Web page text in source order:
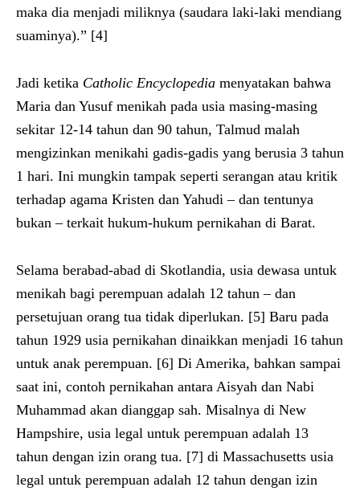
maka dia menjadi miliknya (saudara laki-laki mendiang
suaminya).” [4]
Jadi ketika Catholic Encyclopedia menyatakan bahwa
Maria dan Yusuf menikah pada usia masing-masing
sekitar 12-14 tahun dan 90 tahun, Talmud malah
mengizinkan menikahi gadis-gadis yang berusia 3 tahun
1 hari. Ini mungkin tampak seperti serangan atau kritik
terhadap agama Kristen dan Yahudi – dan tentunya
bukan – terkait hukum-hukum pernikahan di Barat.
Selama berabad-abad di Skotlandia, usia dewasa untuk
menikah bagi perempuan adalah 12 tahun – dan
persetujuan orang tua tidak diperlukan. [5] Baru pada
tahun 1929 usia pernikahan dinaikkan menjadi 16 tahun
untuk anak perempuan. [6] Di Amerika, bahkan sampai
saat ini, contoh pernikahan antara Aisyah dan Nabi
Muhammad akan dianggap sah. Misalnya di New
Hampshire, usia legal untuk perempuan adalah 13
tahun dengan izin orang tua. [7] di Massachusetts usia
legal untuk perempuan adalah 12 tahun dengan izin